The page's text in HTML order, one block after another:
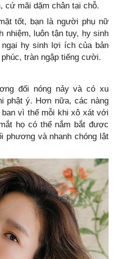
cứ mãi dặm chân tại chỗ.
tốt, bạn là người phụ nữ
nhiệm, luôn tận tụy, hy sinh
hy sinh lợi ích của bản
tràn ngập tiếng cười.
đối nóng nảy và có xu
phật ý. Hơn nữa, các nàng
vì thế mỗi khi xô xát với
họ có thể nắm bắt được
phương và nhanh chóng lật